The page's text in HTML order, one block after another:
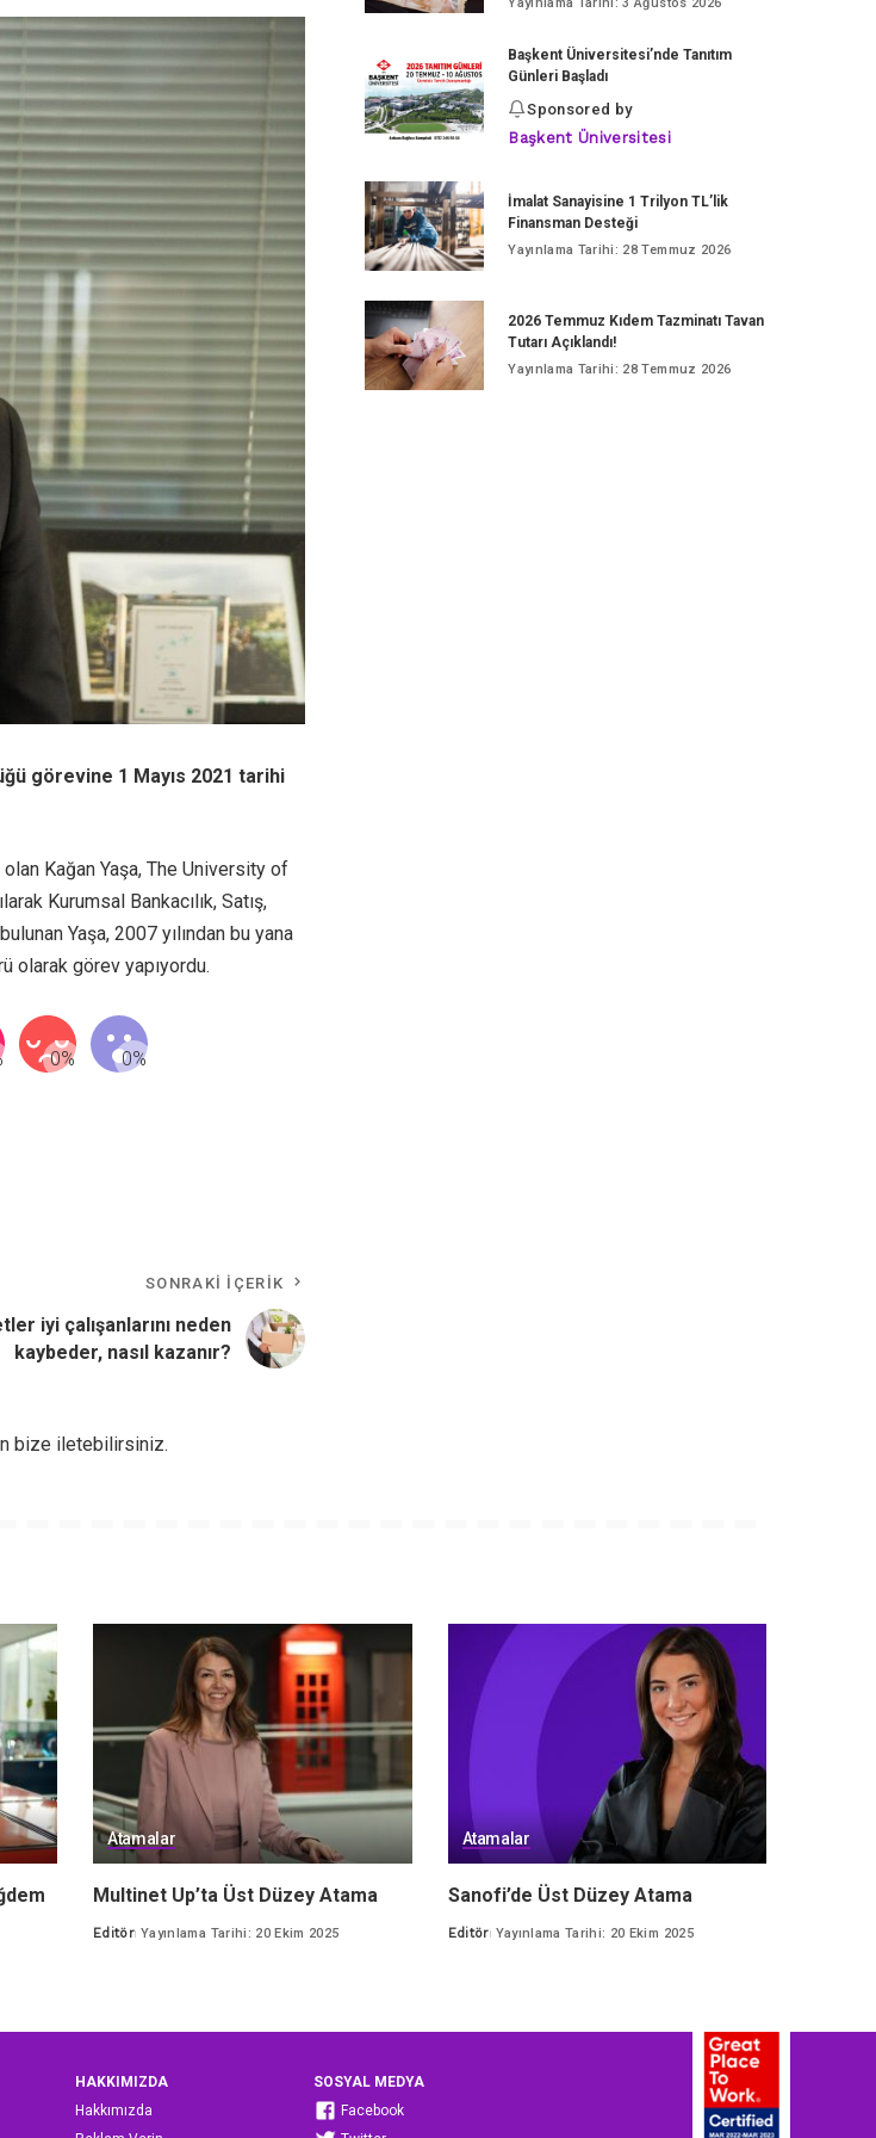
görevine 1 Mayıs 2021 tarihi
Kağan Yaşa, The University of
Kurumsal Bankacılık, Satış,
Yaşa, 2007 yılından bu yana
olarak görev yapıyordu.
SONRAKI İÇERIK
iyi çalışanlarını neden
kaybeder, nasıl kazanır?
bize iletebilirsiniz.
Başkent Üniversitesi’nde Tanıtım
Günleri Başladı
Sponsored by
Başkent Üniversitesi
İmalat Sanayisine 1 Trilyon TL’lik
Finansman Desteği
Yayınlama Tarihi: 28 Temmuz 2026
2026 Temmuz Kıdem Tazminatı Tavan
Tutarı Açıklandı!
Yayınlama Tarihi: 28 Temmuz 2026
Atamalar
Multinet Up’ta Üst Düzey Atama
Posted
Editör Yayınlama Tarihi: 20 Ekim 2025
Atamalar
Sanofi’de Üst Düzey Atama
Posted
Editör Yayınlama Tarihi: 20 Ekim 2025
HAKKIMIZDA
Hakkımızda
SOSYAL MEDYA
Facebook